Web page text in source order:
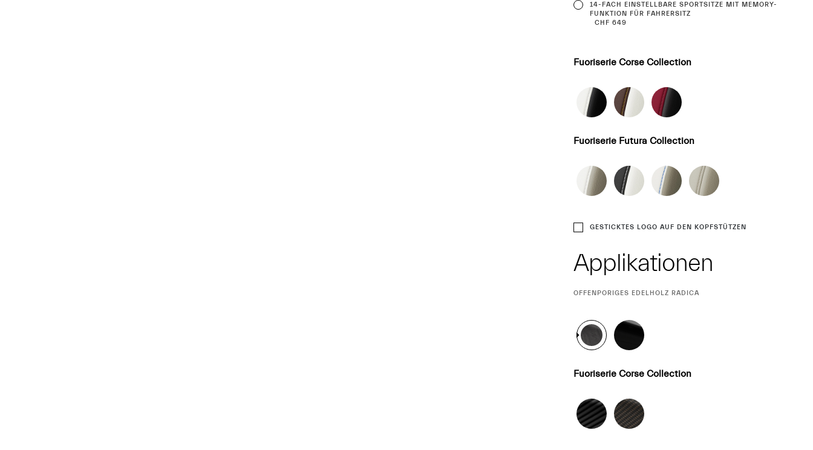
14-FACH EINSTELLBARE SPORTSITZE MIT MEMORY-
FUNKTION FÜR FAHRERSITZ
CHF 649
Fuoriserie Corse Collection
Fuoriserie Futura Collection
GESTICKTES LOGO AUF DEN KOPFSTÜTZEN
Applikationen
CURRENT
OFFENPORIGES EDELHOLZ RADICA
Fuoriserie Corse Collection